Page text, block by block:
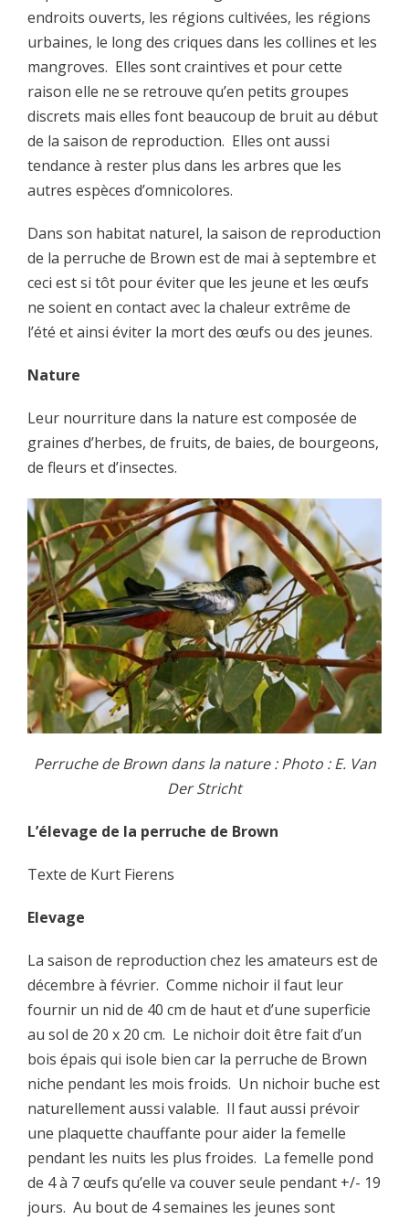
endroits ouverts, les régions cultivées, les régions
urbaines, le long des criques dans les collines et les
mangroves. Elles sont craintives et pour cette
raison elle ne se retrouve qu’en petits groupes
discrets mais elles font beaucoup de bruit au début
de la saison de reproduction. Elles ont aussi
tendance à rester plus dans les arbres que les
autres espèces d’omnicolores.
Dans son habitat naturel, la saison de reproduction
de la perruche de Brown est de mai à septembre et
ceci est si tôt pour éviter que les jeune et les œufs
ne soient en contact avec la chaleur extrême de
l’été et ainsi éviter la mort des œufs ou des jeunes.
Nature
Leur nourriture dans la nature est composée de
graines d’herbes, de fruits, de baies, de bourgeons,
de fleurs et d’insectes.
Perruche de Brown dans la nature : Photo : E. Van
Der Stricht
L’élevage de la perruche de Brown
Texte de Kurt Fierens
Elevage
La saison de reproduction chez les amateurs est de
décembre à février. Comme nichoir il faut leur
fournir un nid de 40 cm de haut et d’une superficie
au sol de 20 x 20 cm. Le nichoir doit être fait d’un
bois épais qui isole bien car la perruche de Brown
niche pendant les mois froids. Un nichoir buche est
naturellement aussi valable. Il faut aussi prévoir
une plaquette chauffante pour aider la femelle
pendant les nuits les plus froides. La femelle pond
de 4 à 7 œufs qu’elle va couver seule pendant +/- 19
jours. Au bout de 4 semaines les jeunes sont